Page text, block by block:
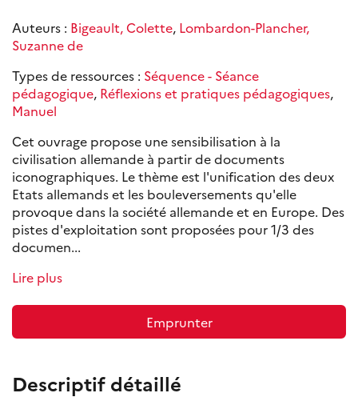
Auteurs : Bigeault, Colette, Lombardon-Plancher,
Suzanne de
Types de ressources : Séquence - Séance
pédagogique, Réflexions et pratiques pédagogiques,
Manuel
Cet ouvrage propose une sensibilisation à la
civilisation allemande à partir de documents
iconographiques. Le thème est l'unification des deux
Etats allemands et les bouleversements qu'elle
provoque dans la société allemande et en Europe. Des
pistes d'exploitation sont proposées pour 1/3 des
documen...
Lire plus
Emprunter
Descriptif détaillé